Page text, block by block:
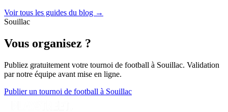
Voir tous les guides du blog →
Souillac
Vous organisez ?
Publiez gratuitement votre tournoi de football à Souillac. Validation
par notre équipe avant mise en ligne.
Publier un tournoi de football à Souillac